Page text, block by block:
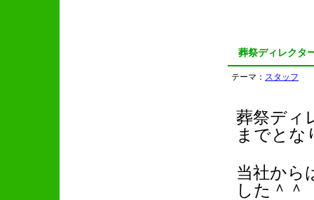
葬祭ディレクタ
テーマ： スタッフ
葬祭ディ
までとな
当社から
した＾＾